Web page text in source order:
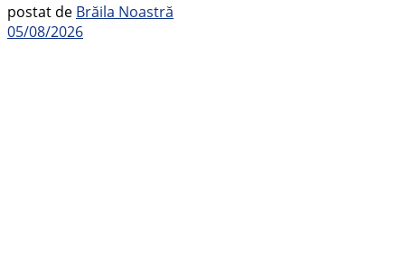
postat de Brăila Noastră
05/08/2026